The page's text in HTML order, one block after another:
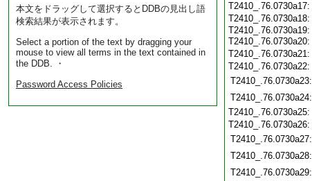
本文をドラッグして選択するとDDBの見出し語
検索結果が表示されます。
Select a portion of the text by dragging your
mouse to view all terms in the text contained in
the DDB. ・
Password Access Policies
T2410_.76.0730a17:
T2410_.76.0730a18:
T2410_.76.0730a19:
T2410_.76.0730a20:
T2410_.76.0730a21:
T2410_.76.0730a22:
T2410_.76.0730a23:
T2410_.76.0730a24:
T2410_.76.0730a25:
T2410_.76.0730a26:
T2410_.76.0730a27:
T2410_.76.0730a28:
T2410_.76.0730a29: